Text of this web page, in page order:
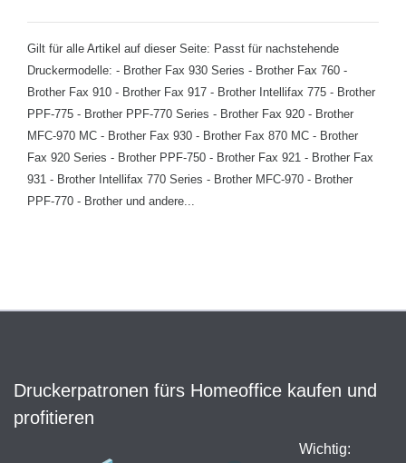
Gilt für alle Artikel auf dieser Seite: Passt für nachstehende
Druckermodelle: - Brother Fax 930 Series - Brother Fax 760 -
Brother Fax 910 - Brother Fax 917 - Brother Intellifax 775 - Brother
PPF-775 - Brother PPF-770 Series - Brother Fax 920 - Brother
MFC-970 MC - Brother Fax 930 - Brother Fax 870 MC - Brother
Fax 920 Series - Brother PPF-750 - Brother Fax 921 - Brother Fax
931 - Brother Intellifax 770 Series - Brother MFC-970 - Brother
PPF-770 - Brother und andere...
Druckerpatronen fürs Homeoffice kaufen und
profitieren
Wichtig: